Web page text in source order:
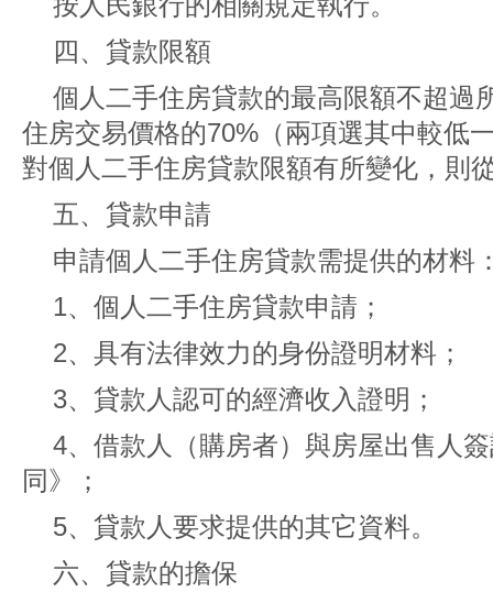
四、貸款限額
個人二手住房貸款的最高限額不超過
住房交易價格的70%（兩項選其中較低
對個人二手住房貸款限額有所變化，則
五、貸款申請
申請個人二手住房貸款需提供的材料
1、個人二手住房貸款申請；
2、具有法律效力的身份證明材料；
3、貸款人認可的經濟收入證明；
4、借款人（購房者）與房屋出售人
同》；
5、貸款人要求提供的其它資料。
六、貸款的擔保